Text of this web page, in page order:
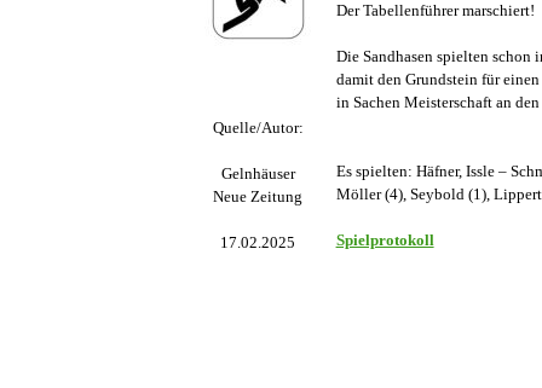
Quelle/Autor:
Gelnhäuser
Neue Zeitung
17.02.2025
Der Tabellenführer marschiert!
Die Sandhasen spielten schon
damit den Grundstein für
in Sachen Meisterschaft an
Es spielten: Häfner, Issle –
Möller (4), Seybold (1),
Spielprotokoll